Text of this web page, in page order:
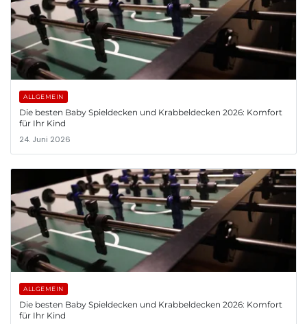
ALLGEMEIN
Die besten Baby Spieldecken und Krabbeldecken 2026: Komfort
für Ihr Kind
24. Juni 2026
ALLGEMEIN
Die besten Baby Spieldecken und Krabbeldecken 2026: Komfort
für Ihr Kind